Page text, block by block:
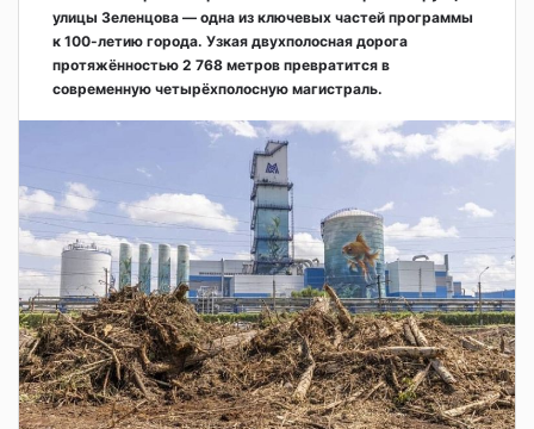
улицы Зеленцова — одна из ключевых частей программы
к 100-летию города. Узкая двухполосная дорога
протяжённостью 2 768 метров превратится в
современную четырёхполосную магистраль.